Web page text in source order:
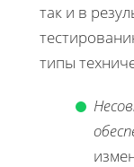
так и в
типы